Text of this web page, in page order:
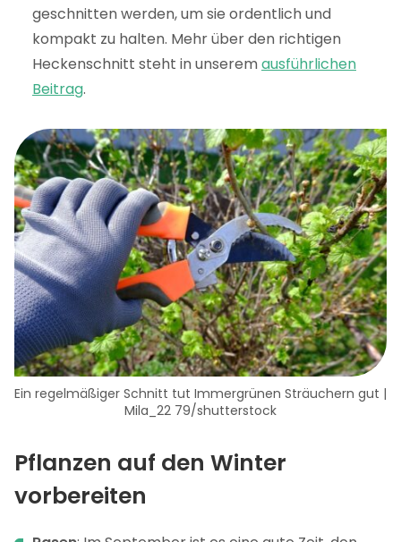
geschnitten werden, um sie ordentlich und
kompakt zu halten. Mehr über den richtigen
Heckenschnitt steht in unseremausführlichen
Beitrag.
Ein regelmäßiger Schnitt tut Immergrünen Sträuchern gut |
Mila_22 79/shutterstock
Pflanzen auf den Winter
vorbereiten